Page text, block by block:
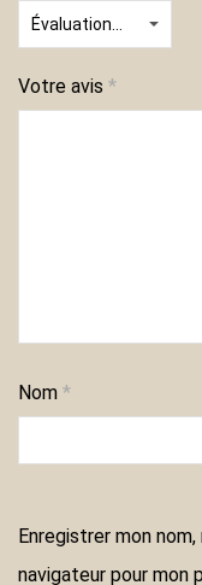
Votre avis *
Nom *
Enregistrer mon
navigateur pour mon